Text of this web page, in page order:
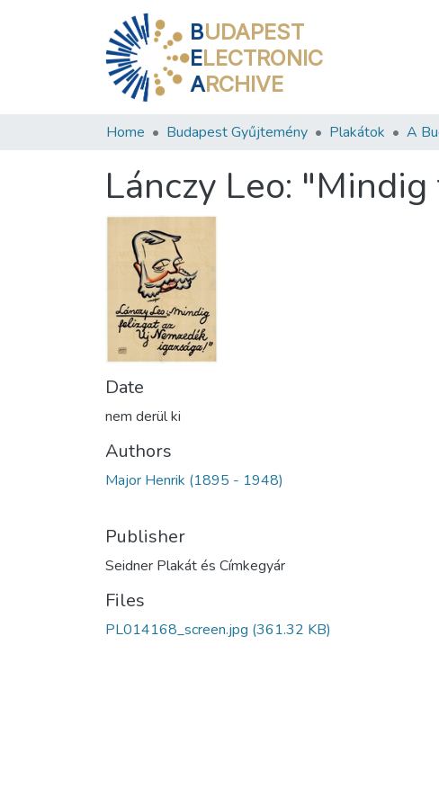
BUDAPEST
ELECTRONIC
ARCHIVE
Home Budapest Gyűjtemény Plakátok
Lánczy Leo:
Date
nem derül ki
Authors
Major Henrik (1895 - 1948)
Publisher
Seidner Plakát és Címkegyár
Files
PL014168_screen.jpg (361.32 KB)